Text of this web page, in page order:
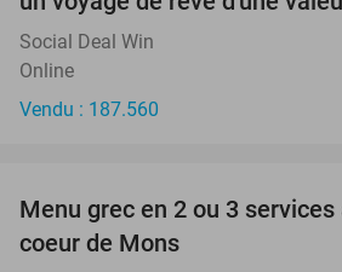
Social Deal Win
Online
Vendu : 187.560
Menu grec en 2 ou 3 services
coeur de Mons